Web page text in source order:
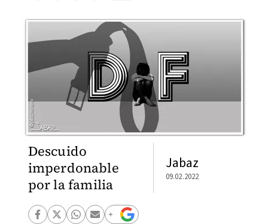
Descuido
imperdonable
por la familia
Jabaz
09.02.2022